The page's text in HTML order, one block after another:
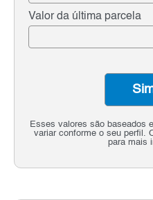
Valor da última parcela
Esses valores são baseados
variar conforme o seu perfil.
para mais